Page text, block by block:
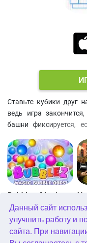
Данный сайт
улучшить работу и
сайта. При
Ставьте кубики друг
ведь игра
башни фиксируется,
Рекордные высоты
ступенькой, кубик
сможет покорить
высокую башню в
мультиплеер и
башен, больше
полной версии игры.
рекордов!